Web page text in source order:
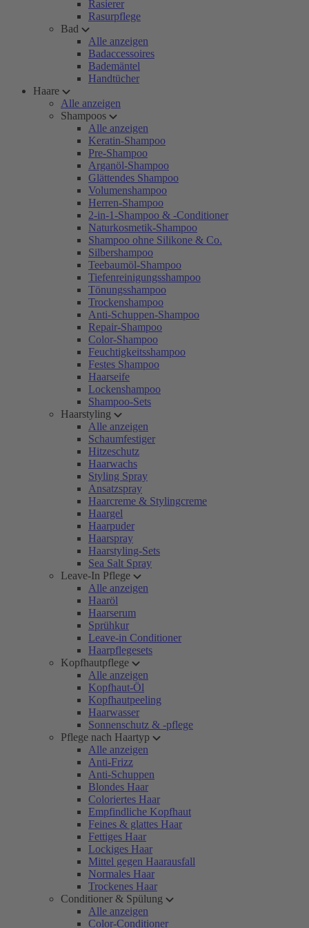
Rasierer
Rasurpflege
Bad
Alle anzeigen
Badaccessoires
Bademäntel
Handtücher
Haare
Alle anzeigen
Shampoos
Alle anzeigen
Keratin-Shampoo
Pre-Shampoo
Arganöl-Shampoo
Glättendes Shampoo
Volumenshampoo
Herren-Shampoo
2-in-1-Shampoo & -Conditioner
Naturkosmetik-Shampoo
Shampoo ohne Silikone & Co.
Silbershampoo
Teebaumöl-Shampoo
Tiefenreinigungsshampoo
Tönungsshampoo
Trockenshampoo
Anti-Schuppen-Shampoo
Repair-Shampoo
Color-Shampoo
Feuchtigkeitsshampoo
Festes Shampoo
Haarseife
Lockenshampoo
Shampoo-Sets
Haarstyling
Alle anzeigen
Schaumfestiger
Hitzeschutz
Haarwachs
Styling Spray
Ansatzspray
Haarcreme & Stylingcreme
Haargel
Haarpuder
Haarspray
Haarstyling-Sets
Sea Salt Spray
Leave-In Pflege
Alle anzeigen
Haaröl
Haarserum
Sprühkur
Leave-in Conditioner
Haarpflegesets
Kopfhautpflege
Alle anzeigen
Kopfhaut-Öl
Kopfhautpeeling
Haarwasser
Sonnenschutz & -pflege
Pflege nach Haartyp
Alle anzeigen
Anti-Frizz
Anti-Schuppen
Blondes Haar
Coloriertes Haar
Empfindliche Kopfhaut
Feines & glattes Haar
Fettiges Haar
Lockiges Haar
Mittel gegen Haarausfall
Normales Haar
Trockenes Haar
Conditioner & Spülung
Alle anzeigen
Color-Conditioner